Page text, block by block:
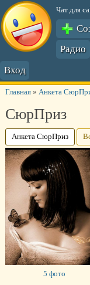
Чат для
Радио
Вход
Главная» Анкета
СюрПриз
Анкета СюрПриз
5 фото